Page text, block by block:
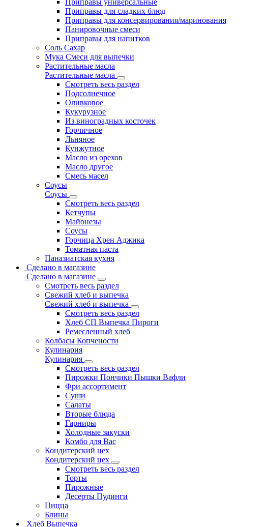
Приправы универсальные
Приправы для сладких блюд
Приправы для консервирования/маринования
Панировочные смеси
Приправы для напитков
Соль Сахар
Мука Смеси для выпечки
Растительные масла
Растительные масла
Смотреть весь раздел
Подсолнечное
Оливковое
Кукурузное
Из виноградных косточек
Горчичное
Льняное
Кунжутное
Масло из орехов
Масло другое
Смесь масел
Соусы
Соусы
Смотреть весь раздел
Кетчупы
Майонезы
Соусы
Горчица Хрен Аджика
Томатная паста
Паназиатская кухня
Сделано в магазине
Сделано в магазине
Смотреть весь раздел
Свежий хлеб и выпечка
Свежий хлеб и выпечка
Смотреть весь раздел
Хлеб СП Выпечка Пироги
Ремесленный хлеб
Колбасы Копчености
Кулинария
Кулинария
Смотреть весь раздел
Пирожки Пончики Пышки Вафли
Фри ассортимент
Суши
Салаты
Вторые блюда
Гарниры
Холодные закуски
Комбо для Вас
Кондитерский цех
Кондитерский цех
Смотреть весь раздел
Торты
Пирожные
Десерты Пудинги
Пицца
Блины
Хлеб Выпечка